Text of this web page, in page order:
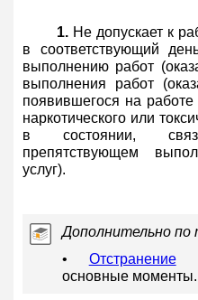
1.Не допускает к
в соответствующий
выполнению работ
выполнения работ
появившегося на работе
наркотического или
в состоянии,
препятствующем
услуг).
Дополнительно по
• Отстранение
основные моменты.